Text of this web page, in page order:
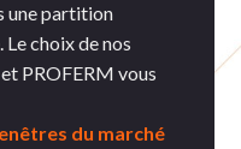
une partition
choix de nos
PROFERM vous
du marché